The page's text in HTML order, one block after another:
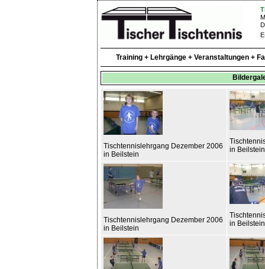
Training + Lehrgänge + Veranstaltungen +
Tischtennislehrgang Dezember 2006
in Beilstein
in Beilstein
Tischtennislehrgang Dezember 2006
in Beilstein
in Beilstein